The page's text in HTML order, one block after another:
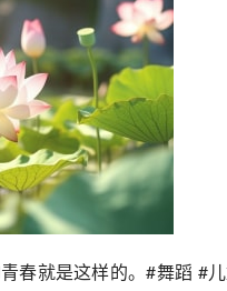
春就是这样的。#舞蹈 #